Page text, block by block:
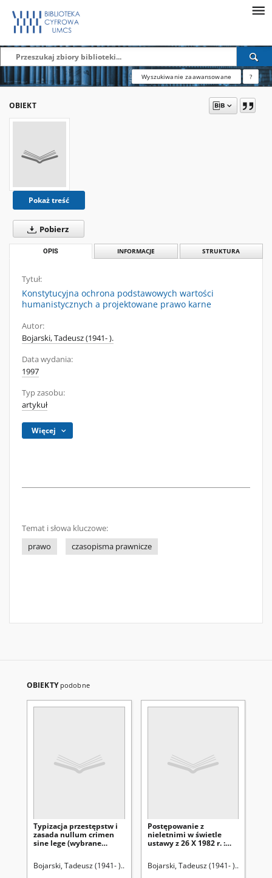
Wyszukiwanie zaawansowane ?
OBIEKT
Pokaż treść
Pobierz
OPIS INFORMACJE STRUKTURA
Tytuł:
Konstytucyjna ochrona podstawowych wartości
humanistycznych a projektowane prawo karne
Autor:
Bojarski, Tadeusz (1941- ).
Data wydania:
1997
Typ zasobu:
artykuł
Więcej
Temat i słowa kluczowe:
prawo
czasopisma prawnicze
OBIEKTY podobne
Typizacja przestępstw i
zasada nullum crimen
sine lege (wybrane
Bojarski, Tadeusz (1941- ).
Skrzydło, Wiesław (1929- ). Redaktor
Postępowanie z
nieletnimi w świetle
ustawy z 26 X 1982 r. :
Bojarski, Tadeusz (1941- ).